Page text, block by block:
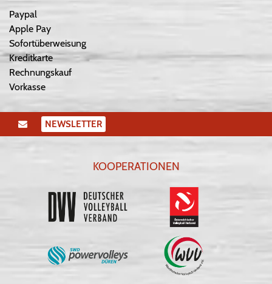
Paypal
Apple Pay
Sofortüberweisung
Kreditkarte
Rechnungskauf
Vorkasse
NEWSLETTER
KOOPERATIONEN